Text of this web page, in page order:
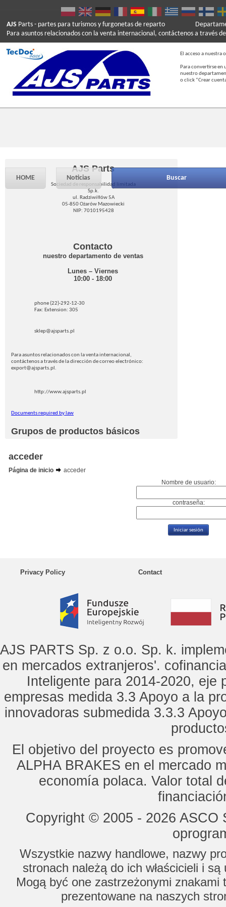
AJS Parts - partes para turismos y furgonetas de reparto
Para asuntos relacionados con la venta internacional, contáctenos a través
El acceso a nuestra
Para convertirse en
nuestro
o click “Crear
HOME Noticias Buscar
AJS Parts
Sociedad de responsabilidad limitada
Sp.k.
ul. Radziwiłłów 5A
05-850 Ożarów Mazowiecki
NIP: 7010195428
Contacto
nuestro departamento de ventas
Lunes – Viernes
10:00 - 18:00
phone (22)-292-12-30
Fax: Extension: 305
sklep@ajsparts.pl
Para asuntos relacionados con la venta internacional,
contáctenos a través de la dirección de correo electrónico:
export@ajsparts.pl.
http://www.ajsparts.pl
Documents required by law
Grupos de productos básicos
acceder
Página de inicio
acceder
Nombre de usuario:
contraseña:
Privacy Policy Contact
AJS PARTS Sp. z o.o. Sp. k.
en mercados extranjeros'.
Inteligente para 2014-2020, eje
empresas medida 3.3 Apoyo a la
innovadoras submedida 3.3.3
El objetivo del proyecto es
ALPHA BRAKES en el mercado
economía polaca. Valor total
Copyright © 2005 - 2026
Wszystkie nazwy handlowe, nazwy
stronach należą do ich właścicieli i
Mogą być one zastrzeżonymi znakami
prezentowane na naszych